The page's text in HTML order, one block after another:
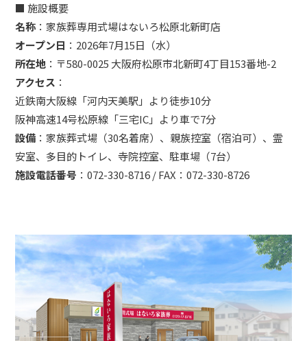
■ 施設概要
名称 ：家族葬専用式場はないろ松原北新町店
オープン日 ：2026年7月15日（水）
所在地 ：〒580-0025 大阪府松原市北新町4丁目153番地-2
アクセス ：
近鉄南大阪線「河内天美駅」より徒歩10分
阪神高速14号松原線「三宅IC」より車で7分
設備 ：家族葬式場（30名着席）、親族控室（宿泊可）、霊
安室、多目的トイレ、寺院控室、駐車場（7台）
施設電話番号 ：072-330-8716 / FAX：072-330-8726